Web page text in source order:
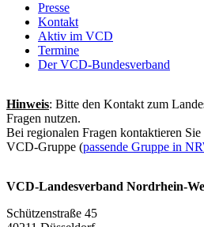
Presse
Kontakt
Aktiv im VCD
Termine
Der VCD-Bundesverband
Hinweis: Bitte den Kontakt zum
Fragen nutzen.
Bei regionalen Fragen kontaktieren
VCD-Gruppe (passende Gruppe in
VCD-Landesverband Nordrhein-
Schützenstraße 45